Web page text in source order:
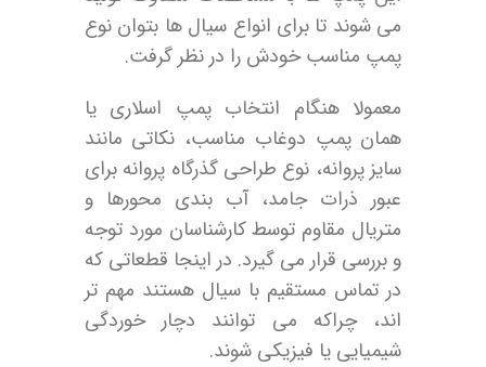
می شوند تا برای انواع سیال ها بتوان نوع
پمپ مناسب خودش را در نظر گرفت.
معمولا هنگام انتخاب پمپ اسلاری یا
همان پمپ دوغاب مناسب، نکاتی مانند
سایز پروانه، نوع طراحی گذرگاه پروانه برای
عبور ذرات جامد، آب بندی محورها و
متریال مقاوم توسط کارشناسان مورد توجه
و بررسی قرار می گیرد. در اینجا قطعاتی که
در تماس مستقیم با سیال هستند مهم تر
اند، چراکه می توانند دچار خوردگی
شیمیایی یا فیزیکی شوند.